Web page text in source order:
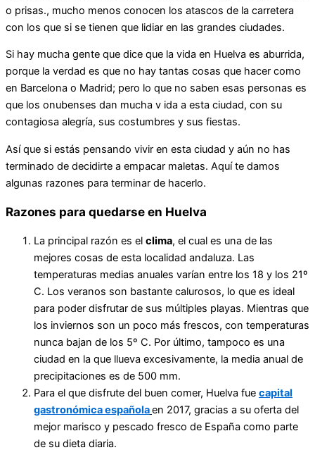
o prisas., mucho menos conocen los atascos de la carretera
con los que si se tienen que lidiar en las grandes ciudades.
Si hay mucha gente que dice que la vida en Huelva es aburrida,
porque la verdad es que no hay tantas cosas que hacer como
en Barcelona o Madrid; pero lo que no saben esas personas es
que los onubenses dan mucha v ida a esta ciudad, con su
contagiosa alegría, sus costumbres y sus fiestas.
Así que si estás pensando vivir en esta ciudad y aún no has
terminado de decidirte a empacar maletas. Aquí te damos
algunas razones para terminar de hacerlo.
Razones para quedarse en Huelva
La principal razón es el clima, el cual es una de las
mejores cosas de esta localidad andaluza. Las
temperaturas medias anuales varían entre los 18 y los 21º
C. Los veranos son bastante calurosos, lo que es ideal
para poder disfrutar de sus múltiples playas. Mientras que
los inviernos son un poco más frescos, con temperaturas
nunca bajan de los 5º C. Por último, tampoco es una
ciudad en la que llueva excesivamente, la media anual de
precipitaciones es de 500 mm.
Para el que disfrute del buen comer, Huelva fue capital
gastronómica españolaen 2017, gracias a su oferta del
mejor marisco y pescado fresco de España como parte
de su dieta diaria.